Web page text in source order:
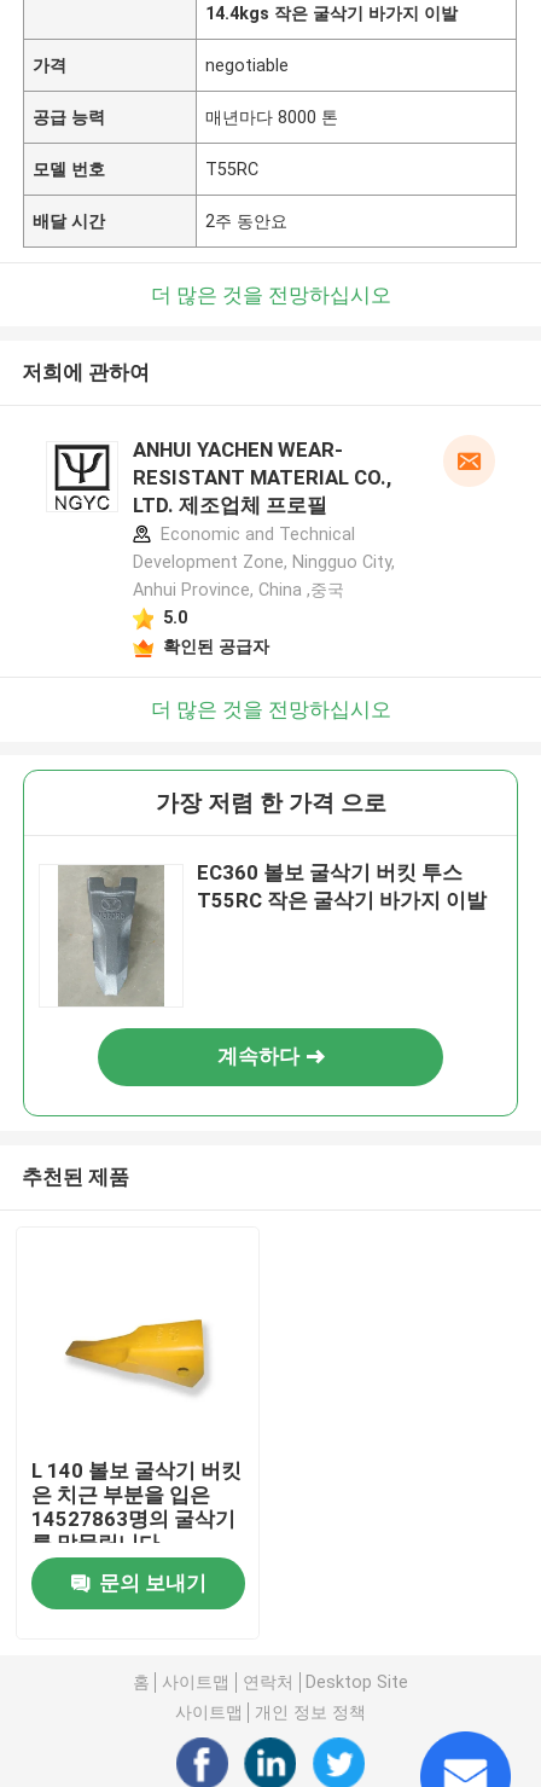
14.4kgs 작은 굴삭기 바가지 이발
가격 negotiable
공급 능력 매년마다 8000 톤
모델 번호 T55RC
배달 시간 2주 동안요
더 많은 것을 전망하십시오
저희에 관하여
ANHUI YACHEN WEAR-
RESISTANT MATERIAL CO.,
LTD. 제조업체 프로필
Economic and Technical
Development Zone, Ningguo City,
Anhui Province, China ,중국
5.0
확인된 공급자
더 많은 것을 전망하십시오
가장 저렴 한 가격 으로
EC360 볼보 굴삭기 버킷 투스
T55RC 작은 굴삭기 바가지 이발
계속하다
추천된 제품
L 140 볼보 굴삭기 버킷
은 치근 부분을 입은
14527863명의 굴삭기
를 맞물립니다
문의 보내기
홈 사이트맵 연락처
Desktop Site
사이트맵
개인 정보 정책